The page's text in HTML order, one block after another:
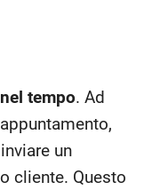
tempo. Ad
un
cliente. Questo